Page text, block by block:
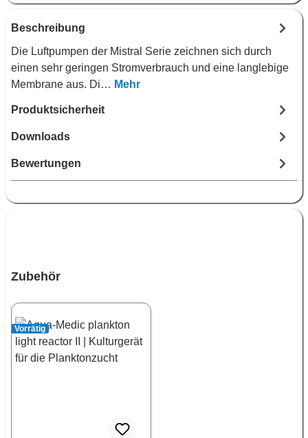
Beschreibung
Die Luftpumpen der Mistral Serie zeichnen sich durch
einen sehr geringen Stromverbrauch und eine langlebige
Membrane aus. Di… Mehr
Produktsicherheit
Downloads
Bewertungen
Produktgalerie überspringen
Zubehör
Vorrätig